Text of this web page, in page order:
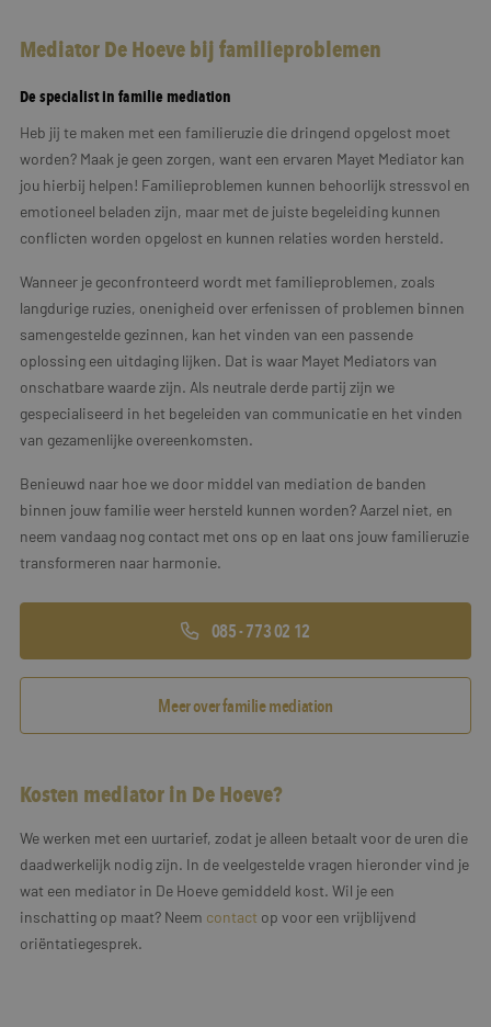
Mediator De Hoeve bij familieproblemen
De specialist in familie mediation
Heb jij te maken met een familieruzie die dringend opgelost moet
worden? Maak je geen zorgen, want een ervaren Mayet Mediator kan
jou hierbij helpen! Familieproblemen kunnen behoorlijk stressvol en
emotioneel beladen zijn, maar met de juiste begeleiding kunnen
conflicten worden opgelost en kunnen relaties worden hersteld.
Wanneer je geconfronteerd wordt met familieproblemen, zoals
langdurige ruzies, onenigheid over erfenissen of problemen binnen
samengestelde gezinnen, kan het vinden van een passende
oplossing een uitdaging lijken. Dat is waar Mayet Mediators van
onschatbare waarde zijn. Als neutrale derde partij zijn we
gespecialiseerd in het begeleiden van communicatie en het vinden
van gezamenlijke overeenkomsten.
Benieuwd naar hoe we door middel van mediation de banden
binnen jouw familie weer hersteld kunnen worden? Aarzel niet, en
neem vandaag nog contact met ons op en laat ons jouw familieruzie
transformeren naar harmonie.
085 - 773 02 12
Meer over familie mediation
Kosten mediator in De Hoeve?
We werken met een uurtarief, zodat je alleen betaalt voor de uren die
daadwerkelijk nodig zijn. In de veelgestelde vragen hieronder vind je
wat een mediator in De Hoeve gemiddeld kost. Wil je een
inschatting op maat? Neem contact op voor een vrijblijvend
oriëntatiegesprek.